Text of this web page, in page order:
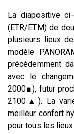
La diapositive
(ETR/ETM) de
plusieurs lieux
modèle
précédemment
avec le
2000■), futur
2100▲). La
meilleur confort
pour tous les